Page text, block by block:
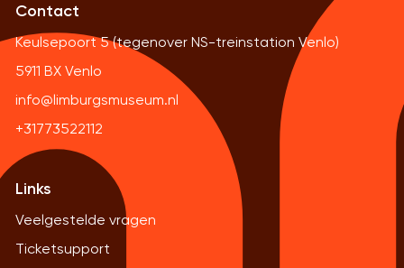
Contact
Keulsepoort 5 (tegenover NS-treinstation Venlo)
5911 BX Venlo
info@limburgsmuseum.nl
+31773522112
Links
Veelgestelde vragen
Ticketsupport